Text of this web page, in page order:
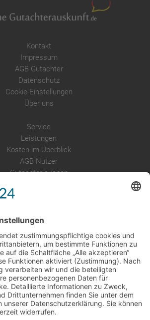
Kontakt
Impressum
AGB Gutachter
Datenschutz
Cookie-Einstellungen
Über uns
Service
Leistungen
Kosten im Überblick
AGB Nutzer
Gutachter suchen
Anfrage
Presse
Partner: Der DGuSV
als Gutachter eintragen
Infos für Suchende